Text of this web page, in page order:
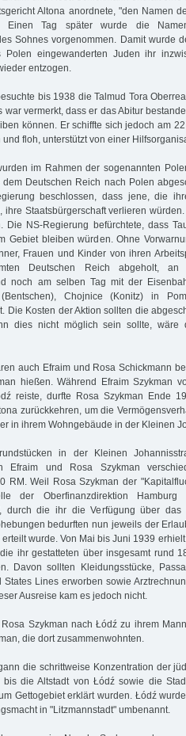
Altona anordnete, "den Namen
Einen Tag später wurde die
Sohnes vorgenommen. Damit wurde
eingewanderten Juden ihr
entzogen.
bis 1938 die Talmud Tora
war vermerkt, dass er das Abitur
können. Er schiffte sich jedoch am
floh, unterstützt von einer
im Rahmen der sogenannten
Deutschen Reich nach Polen
beschlossen, dass jene, die
ihre Staatsbürgerschaft verlieren
Die NS-Regierung befürchtete, dass
Gebiet bleiben würden. Ohne
Frauen und Kinder von ihren
Deutschen Reich abgeholt, an
noch am selben Tag mit der
Chojnice (Konitz) in
Die Kosten der Aktion sollten die
dies nicht möglich sein sollte, wäre
auch Efraim und Rosa Schickmann
hießen. Während Efraim Szykman
reiste, durfte Rosa Szykman Ende
zurückkehren, um die
in ihrem Wohngebäude in der Kleinen
in der Kleinen
Efraim und Rosa Szykman
RM. Weil Rosa Szykman der
der Oberfinanzdirektion
durch die ihr die Verfügung über
bedurften nun jeweils der
wurde. Von Mai bis Juni 1939
ihr gestatteten über insgesamt rund
Davon sollten Kleidungsstücke,
Lines erworben sowie
Ausreise kam es jedoch nicht.
Szykman nach Łódź zu ihrem
die dort zusammenwohnten.
die schrittweise Konzentration der
bis die Altstadt von Łódź sowie die
Gettogebiet erklärt wurden. Łódź
in "Litzmannstadt" umbenannt.